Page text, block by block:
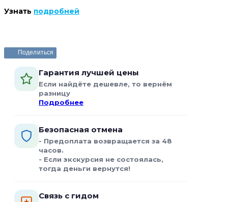
Узнать подробней
Поделиться
Гарантия лучшей цены
Если найдёте дешевле, то вернём
разницу
Подробнее
Безопасная отмена
- Предоплата возвращается за 48
часов.
- Если экскурсия не состоялась,
тогда деньги вернутся!
Связь с гидом